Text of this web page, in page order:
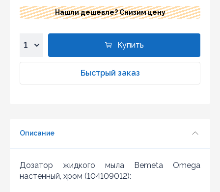
Нашли дешевле? Снизим цену
3
7
8
9
10
Купить
Быстрый заказ
Описание
Дозатор жидкого мыла Bemeta Omega
настенный, хром (104109012):